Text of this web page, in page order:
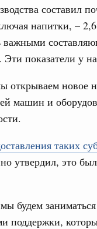
составил
напитки, –
важными
Эти показатели у
открываем новое
машин и
таких
утвердил, это
будем
поддержки,
топлива
по
труда и
по